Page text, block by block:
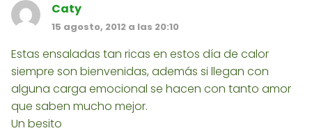
Caty
15 agosto, 2012 a las 20:10
Estas ensaladas tan ricas en estos día de calor
siempre son bienvenidas, además si llegan con
alguna carga emocional se hacen con tanto amor
que saben mucho mejor.
Un besito